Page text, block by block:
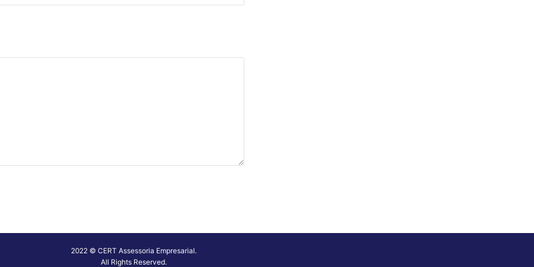
2022 © CERT Assessoria Empresarial.
All Rights Reserved.